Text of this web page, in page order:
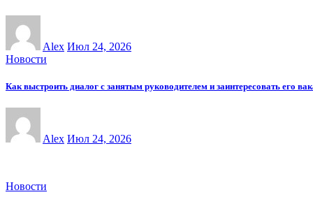
Alex Июл 24, 2026
Новости
Как выстроить диалог с занятым руководителем и заинтересовать его
Alex Июл 24, 2026
Новости